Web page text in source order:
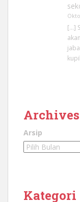
[…]
Archives
Arsip
Kategori